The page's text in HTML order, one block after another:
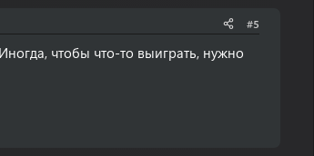
#5
чтобы что-то выиграть, нужно